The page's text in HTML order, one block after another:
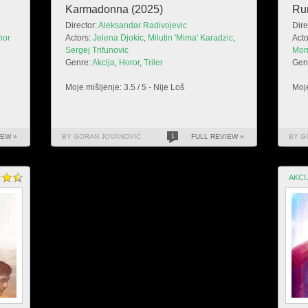
»
Karmadonna (2025)
Director:Aleksandar Radivojevic
Actors: Jelena Djokic, Milutin 'Mima' Karadzic,
Sergej Trifunovic
Genre:Akcija, Horor, Triler
Moje mišljenje: 3.5 / 5 - Nije Loš
BY GORAN JOVANOVIĆ 1 FULL REVIEW » BY